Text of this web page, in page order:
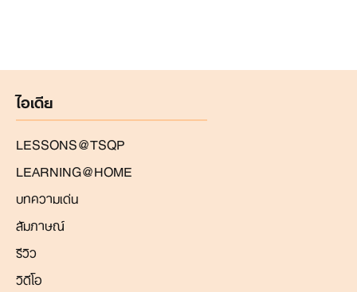
ไอเดีย
LESSONS@TSQP
LEARNING@HOME
บทความเด่น
สัมภาษณ์
รีวิว
วิดีโอ